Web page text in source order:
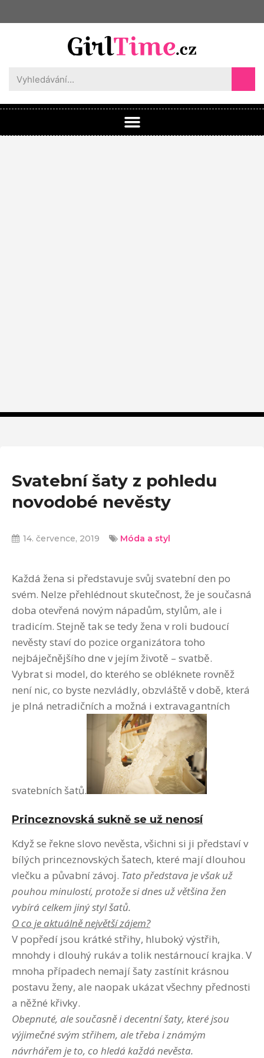
Svatební šaty z pohledu
novodobé nevěsty
14. července, 2019 Móda a styl
Každá žena si představuje svůj svatební den po
svém. Nelze přehlédnout skutečnost, že je současná
doba otevřená novým nápadům, stylům, ale i
tradicím. Stejně tak se tedy žena v roli budoucí
nevěsty staví do pozice organizátora toho
nejbáječnějšího dne v jejím životě – svatbě.
Vybrat si model, do kterého se obléknete rovněž
není nic, co byste nezvládly, obzvláště v době, která
je plná netradičních a možná i extravagantních
svatebních šatů.
Princeznovská sukně se už nenosí
Když se řekne slovo nevěsta, všichni si ji představí v
bílých princeznovských šatech, které mají dlouhou
vlečku a půvabní závoj. Tato představa je však už
pouhou minulostí, protože si dnes už většina žen
vybírá celkem jiný styl šatů.
O co je aktuálně největší zájem?
V popředí jsou krátké střihy, hluboký výstřih,
mnohdy i dlouhý rukáv a tolik nestárnoucí krajka. V
mnoha případech nemají šaty zastínit krásnou
postavu ženy, ale naopak ukázat všechny přednosti
a něžné křivky.
Obepnuté, ale současně i decentní šaty, které jsou
výjimečné svým střihem, ale třeba i známým
návrhářem je to, co hledá každá nevěsta.